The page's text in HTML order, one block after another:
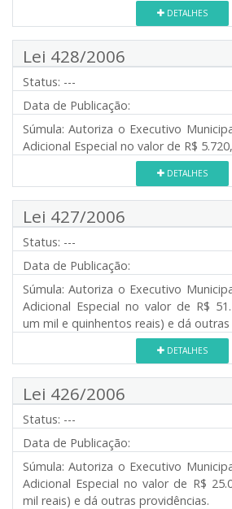
DETALHES
Lei 428/2006
Status: ---
Data de Publicação:
Súmula: Autoriza o Executivo
Adicional Especial no valor de R$
DETALHES
Lei 427/2006
Status: ---
Data de Publicação:
Súmula: Autoriza o Executivo
Adicional Especial no valor de R$
um mil e quinhentos reais) e dá outras
DETALHES
Lei 426/2006
Status: ---
Data de Publicação:
Súmula: Autoriza o Executivo
Adicional Especial no valor de R$
mil reais) e dá outras providências.